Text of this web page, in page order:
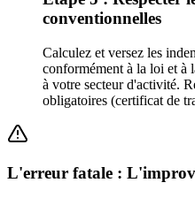
conventionnelles
Calculez et versez les
conformément à la loi et à
à votre secteur d'activité.
obligatoires (certificat de
L'erreur fatale :